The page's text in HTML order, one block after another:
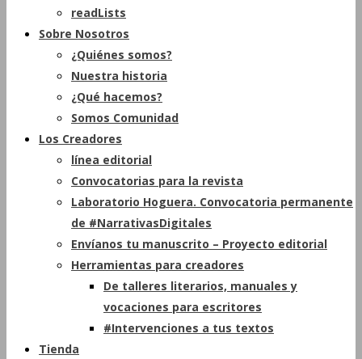
readLists
Sobre Nosotros
¿Quiénes somos?
Nuestra historia
¿Qué hacemos?
Somos Comunidad
Los Creadores
línea editorial
Convocatorias para la revista
Laboratorio Hoguera. Convocatoria permanente
de #NarrativasDigitales
Envíanos tu manuscrito – Proyecto editorial
Herramientas para creadores
De talleres literarios, manuales y
vocaciones para escritores
#Intervenciones a tus textos
Tienda